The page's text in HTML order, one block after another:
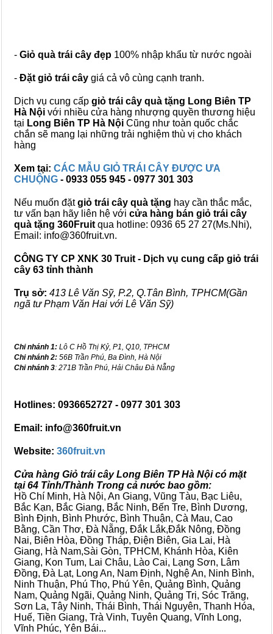
- Giỏ quà trái cây đẹp 100% nhập khẩu từ nước ngoài
- Đặt giỏ trái cây giá cả vô cùng cạnh tranh.
Dịch vụ cung cấp giỏ trái cây quà tặng Long Biên TP
Hà Nội với nhiều cửa hàng nhượng quyền thương hiệu
tại Long Biên TP Hà Nội Cũng như toàn quốc chắc
chắn sẽ mang lại những trải nghiệm thù vị cho khách
hàng
Xem tại: CÁC MẪU GIỎ TRÁI CÂY ĐƯỢC ƯA
CHUỘNG - 0933 055 945 - 0977 301 303
Nếu muốn đặtgiỏ trái cây quà tặng hay cần thắc mắc,
tư vấn bạn hãy liên hệ với cửa hàng bán giỏ trái cây
quà tặng 360Fruit qua hotline: 0936 65 27 27(Ms.Nhi),
Email: info@360fruit.vn.
CÔNG TY CP XNK 30 Truit - Dịch vụ cung cấp giỏ trái
cây 63 tỉnh thành
Trụ sở: 413 Lê Văn Sỹ, P.2, Q.Tân Bình, TPHCM(Gần
ngã tư Phạm Văn Hai với Lê Văn Sỹ)
Chi nhánh 1: Lô C Hồ Thị Kỷ, P1, Q10, TPHCM
Chi nhánh 2: 56B Trần Phú, Ba Đình, Hà Nội
Chi nhánh 3: 271B Trần Phú, Hải Châu Đà Nẵng
Hotlines: 0936652727 - 0977 301 303
Email: info@360fruit.vn
Website: 360fruit.vn
Cửa hàng Giỏ trái cây Long Biên TP Hà Nội có mặt
tại 64 Tỉnh/Thành Trong cả nước bao gồm:
Hồ Chí Minh, Hà Nội, An Giang, Vũng Tàu, Bạc Liêu,
Bắc Kạn, Bắc Giang, Bắc Ninh, Bến Tre, Bình Dương,
Bình Định, Bình Phước, Bình Thuận, Cà Mau, Cao
Bằng, Cần Thơ, Đà Nẵng, Đắk Lắk,Đắk Nông, Đồng
Nai, Biên Hòa, Đồng Tháp, Điện Biên, Gia Lai, Hà
Giang, Hà Nam,Sài Gòn, TPHCM, Khánh Hòa, Kiên
Giang, Kon Tum, Lai Châu, Lào Cai, Lạng Sơn, Lâm
Đồng, Đà Lạt, Long An, Nam Định, Nghệ An, Ninh Bình,
Ninh Thuận, Phú Thọ, Phú Yên, Quảng Bình, Quảng
Nam, Quảng Ngãi, Quảng Ninh, Quảng Trị, Sóc Trăng,
Sơn La, Tây Ninh, Thái Bình, Thái Nguyên, Thanh Hóa,
Huế, Tiền Giang, Trà Vinh, Tuyên Quang, Vĩnh Long,
Vĩnh Phúc, Yên Bái...